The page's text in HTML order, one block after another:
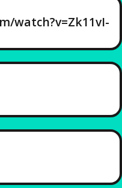
watch?v=Zk11vI-